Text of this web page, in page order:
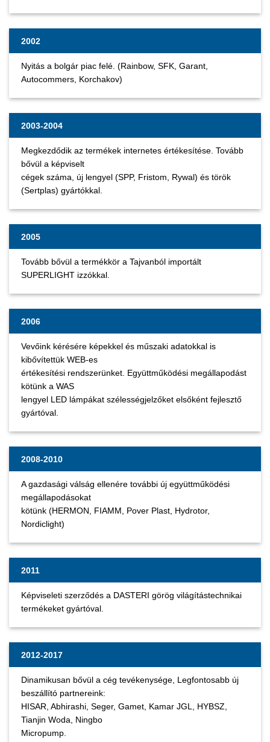
2002
Nyitás a bolgár piac felé. (Rainbow, SFK, Garant,
Autocommers, Korchakov)
2003-2004
Megkezdődik az termékek internetes értékesítése. Tovább
bővül a képviselt
cégek száma, új lengyel (SPP, Fristom, Rywal) és török
(Sertplas) gyártókkal.
2005
Tovább bővül a termékkör a Tajvanból importált
SUPERLIGHT izzókkal.
2006
Vevőink kérésére képekkel és műszaki adatokkal is
kibővítettük WEB-es
értékesítési rendszerünket. Együttműködési megállapodást
kötünk a WAS
lengyel LED lámpákat szélességjelzőket elsőként fejlesztő
gyártóval.
2008-2010
A gazdasági válság ellenére további új együttműködési
megállapodásokat
kötünk (HERMON, FIAMM, Pover Plast, Hydrotor,
Nordiclight)
2011
Képviseleti szerződés a DASTERI görög világítástechnikai
termékeket gyártóval.
2012-2017
Dinamikusan bővül a cég tevékenysége, Legfontosabb új
beszállító partnereink:
HISAR, Abhirashi, Seger, Gamet, Kamar JGL, HYBSZ,
Tianjin Woda, Ningbo
Micropump.